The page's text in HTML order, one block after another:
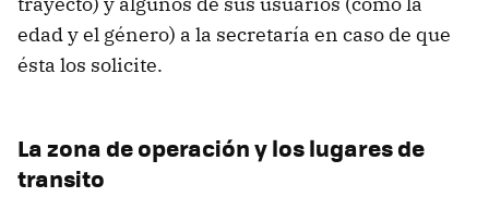
edad y el género) a la secretaría en caso de que
ésta los solicite.
La zona de operación y los lugares de
transito